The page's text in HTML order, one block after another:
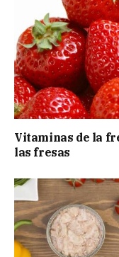
Vitaminas de la
las fresas